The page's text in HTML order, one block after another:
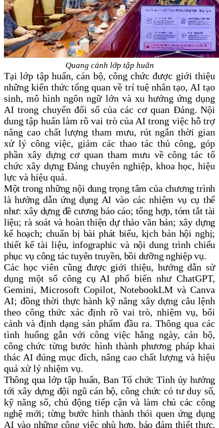
Quang cảnh lớp tập huấn
Tại lớp tập huấn, cán bộ, công chức được giới thiệu
những kiến thức tổng quan về trí tuệ nhân tạo, AI tạo
sinh, mô hình ngôn ngữ lớn và xu hướng ứng dụng
AI trong chuyển đổi số của các cơ quan Đảng. Nội
dung tập huấn làm rõ vai trò của AI trong việc hỗ trợ
nâng cao chất lượng tham mưu, rút ngắn thời gian
xử lý công việc, giảm các thao tác thủ công, góp
phần xây dựng cơ quan tham mưu về công tác tổ
chức xây dựng Đảng chuyên nghiệp, khoa học, hiệu
lực và hiệu quả.
Một trong những nội dung trọng tâm của chương trình
là hướng dẫn ứng dụng AI vào các nhiệm vụ cụ thể
như: xây dựng đề cương báo cáo; tổng hợp, tóm tắt tài
liệu; rà soát và hoàn thiện dự thảo văn bản; xây dựng
kế hoạch; chuẩn bị bài phát biểu, kịch bản hội nghị;
thiết kế tài liệu, infographic và nội dung trình chiếu
phục vụ công tác tuyên truyền, bồi dưỡng nghiệp vụ.
Các học viên cũng được giới thiệu, hướng dẫn sử
dụng một số công cụ AI phổ biến như ChatGPT,
Gemini, Microsoft Copilot, NotebookLM và Canva
AI; đồng thời thực hành kỹ năng xây dựng câu lệnh
theo công thức xác định rõ vai trò, nhiệm vụ, bối
cảnh và định dạng sản phẩm đầu ra. Thông qua các
tình huống gắn với công việc hằng ngày, cán bộ,
công chức từng bước hình thành phương pháp khai
thác AI đúng mục đích, nâng cao chất lượng và hiệu
quả xử lý nhiệm vụ.
Thông qua lớp tập huấn, Ban Tổ chức Tỉnh ủy hướng
tới xây dựng đội ngũ cán bộ, công chức có tư duy số,
kỹ năng số, chủ động tiếp cận và làm chủ các công
nghệ mới; từng bước hình thành thói quen ứng dụng
AI vào những công việc phù hợp, bảo đảm thiết thực,